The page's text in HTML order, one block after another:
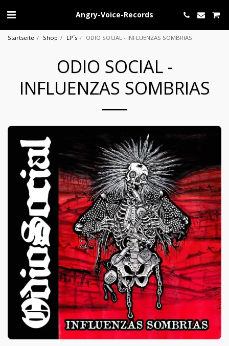
Angry-Voice-Records
Startseite Shop LP´s ODIO SOCIAL - INFLUENZAS SOMBRIAS
ODIO SOCIAL -
INFLUENZAS SOMBRIAS